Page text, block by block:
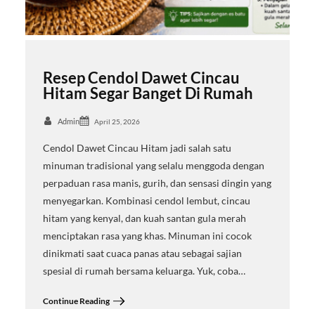
Resep Cendol Dawet Cincau
Hitam Segar Banget Di Rumah
Admin April 25, 2026
Cendol Dawet Cincau Hitam jadi salah satu
minuman tradisional yang selalu menggoda dengan
perpaduan rasa manis, gurih, dan sensasi dingin yang
menyegarkan. Kombinasi cendol lembut, cincau
hitam yang kenyal, dan kuah santan gula merah
menciptakan rasa yang khas. Minuman ini cocok
dinikmati saat cuaca panas atau sebagai sajian
spesial di rumah bersama keluarga. Yuk, coba…
Continue Reading